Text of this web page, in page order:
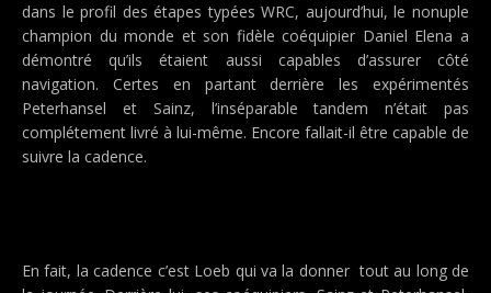
dans le profil des étapes typées WRC, aujourd’hui, le nonuple
champion du monde et son fidèle coéquipier Daniel Elena a
démontré qu’ils étaient aussi capables d’assurer côté
navigation. Certes en partant derrière les expérimentés
Peterhansel et Sainz, l’inséparable tandem n’était pas
complétement livré à lui-même. Encore fallait-il être capable de
suivre la cadence.
En fait, la cadence c’est Loeb qui va la donner tout au long de